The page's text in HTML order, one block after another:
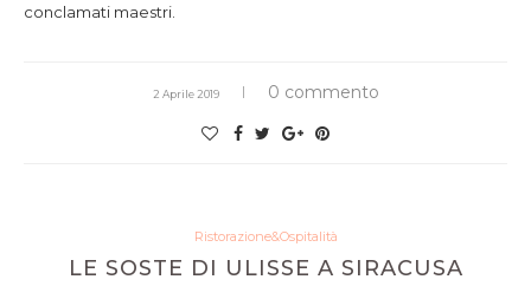
conclamati maestri.
2 Aprile 2019 0 commento
Ristorazione&Ospitalità
LE SOSTE DI ULISSE A SIRACUSA